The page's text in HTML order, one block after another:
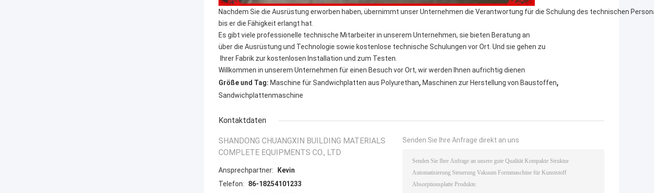
Nachdem Sie die Ausrüstung erworben haben, übernimmt unser Unternehmen die Verantwortung für die Schulung des technischen
bis er die Fähigkeit erlangt hat.
Es gibt viele professionelle technische Mitarbeiter in unserem Unternehmen, sie bieten Beratung an
über die Ausrüstung und Technologie sowie kostenlose technische Schulungen vor Ort. Und sie gehen zu
Ihrer Fabrik zur kostenlosen Installation und zum Testen.
Willkommen in unserem Unternehmen für einen Besuch vor Ort, wir werden Ihnen aufrichtig dienen
Größe und Tag: Maschine für Sandwichplatten aus Polyurethan, Maschinen zur Herstellung von Baustoffen,
Sandwichplattenmaschine
Kontaktdaten
SHANDONG CHUANGXIN BUILDING MATERIALS
COMPLETE EQUIPMENTS CO., LTD
Ansprechpartner:
Kevin
Telefon:
86-18254101233
Senden Sie Ihre Anfrage direkt an uns